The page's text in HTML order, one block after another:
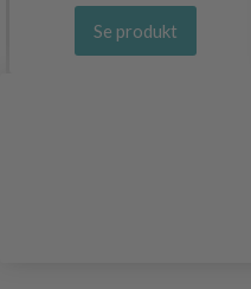
Se produkt